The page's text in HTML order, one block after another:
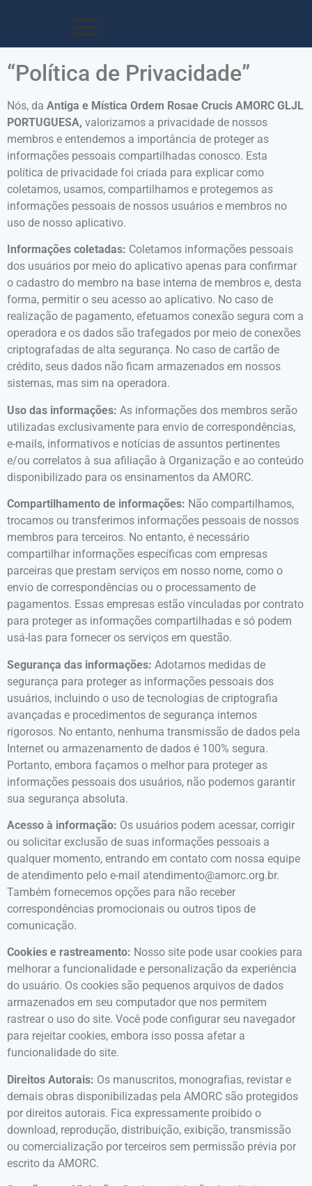
“Política de Privacidade”
Nós, da Antiga e Mística Ordem Rosae Crucis AMORC GLJL
PORTUGUESA, valorizamos a privacidade de nossos
membros e entendemos a importância de proteger as
informações pessoais compartilhadas conosco. Esta
política de privacidade foi criada para explicar como
coletamos, usamos, compartilhamos e protegemos as
informações pessoais de nossos usuários e membros no
uso de nosso aplicativo.
Informações coletadas: Coletamos informações pessoais
dos usuários por meio do aplicativo apenas para confirmar
o cadastro do membro na base interna de membros e, desta
forma, permitir o seu acesso ao aplicativo. No caso de
realização de pagamento, efetuamos conexão segura com a
operadora e os dados são trafegados por meio de conexões
criptografadas de alta segurança. No caso de cartão de
crédito, seus dados não ficam armazenados em nossos
sistemas, mas sim na operadora.
Uso das informações: As informações dos membros serão
utilizadas exclusivamente para envio de correspondências,
e-mails, informativos e notícias de assuntos pertinentes
e/ou correlatos à sua afiliação à Organização e ao conteúdo
disponibilizado para os ensinamentos da AMORC.
Compartilhamento de informações: Não compartilhamos,
trocamos ou transferimos informações pessoais de nossos
membros para terceiros. No entanto, é necessário
compartilhar informações específicas com empresas
parceiras que prestam serviços em nosso nome, como o
envio de correspondências ou o processamento de
pagamentos. Essas empresas estão vinculadas por contrato
para proteger as informações compartilhadas e só podem
usá-las para fornecer os serviços em questão.
Segurança das informações: Adotamos medidas de
segurança para proteger as informações pessoais dos
usuários, incluindo o uso de tecnologias de criptografia
avançadas e procedimentos de segurança internos
rigorosos. No entanto, nenhuma transmissão de dados pela
Internet ou armazenamento de dados é 100% segura.
Portanto, embora façamos o melhor para proteger as
informações pessoais dos usuários, não podemos garantir
sua segurança absoluta.
Acesso à informação: Os usuários podem acessar, corrigir
ou solicitar exclusão de suas informações pessoais a
qualquer momento, entrando em contato com nossa equipe
de atendimento pelo e-mail atendimento@amorc.org.br.
Também fornecemos opções para não receber
correspondências promocionais ou outros tipos de
comunicação.
Cookies e rastreamento: Nosso site pode usar cookies para
melhorar a funcionalidade e personalização da experiência
do usuário. Os cookies são pequenos arquivos de dados
armazenados em seu computador que nos permitem
rastrear o uso do site. Você pode configurar seu navegador
para rejeitar cookies, embora isso possa afetar a
funcionalidade do site.
Direitos Autorais: Os manuscritos, monografias, revistar e
demais obras disponibilizadas pela AMORC são protegidos
por direitos autorais. Fica expressamente proibido o
download, reprodução, distribuição, exibição, transmissão
ou comercialização por terceiros sem permissão prévia por
escrito da AMORC.